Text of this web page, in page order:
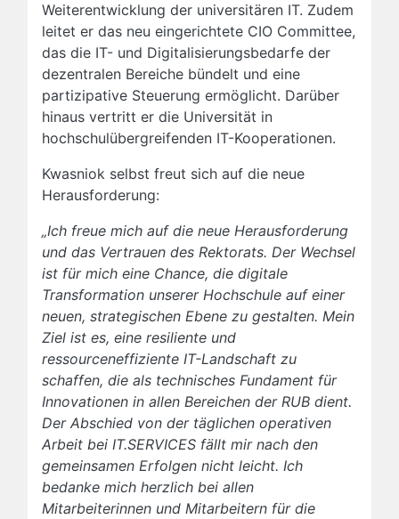
Weiterentwicklung der universitären IT. Zudem
leitet er das neu eingerichtete CIO Committee,
das die IT- und Digitalisierungsbedarfe der
dezentralen Bereiche bündelt und eine
partizipative Steuerung ermöglicht. Darüber
hinaus vertritt er die Universität in
hochschulübergreifenden IT-Kooperationen.
Kwasniok selbst freut sich auf die neue
Herausforderung:
„Ich freue mich auf die neue Herausforderung
und das Vertrauen des Rektorats. Der Wechsel
ist für mich eine Chance, die digitale
Transformation unserer Hochschule auf einer
neuen, strategischen Ebene zu gestalten. Mein
Ziel ist es, eine resiliente und
ressourceneffiziente IT-Landschaft zu
schaffen, die als technisches Fundament für
Innovationen in allen Bereichen der RUB dient.
Der Abschied von der täglichen operativen
Arbeit bei IT.SERVICES fällt mir nach den
gemeinsamen Erfolgen nicht leicht. Ich
bedanke mich herzlich bei allen
Mitarbeiterinnen und Mitarbeitern für die